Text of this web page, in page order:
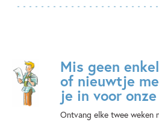
Mis geen
of nieuwtje
je in voor
Ontvang elke twee weken